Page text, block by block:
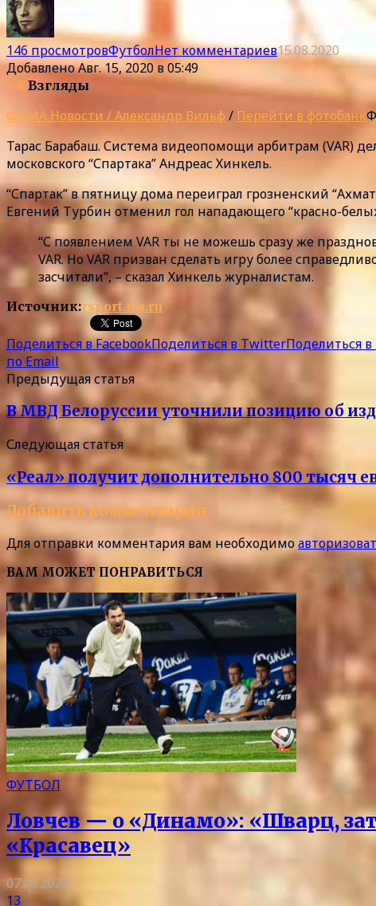
146 просмотровФутболНет комментариев15.08.2020
ДобавленоАвг. 15, 2020 в 05:49
146Взгляды
© РИА Новости / Александр Вильф / Перейти в фотобанк
Тарас Барабаш. Система видеопомощи арбитрам (VAR)
московского “Спартака” Андреас Хинкель.
“Спартак” в пятницу дома переиграл грозненский
Евгений Турбин отменил гол нападающего “красно-
“С появлением VAR ты не можешь сразу же
VAR. Но VAR призван сделать игру более
засчитали”, – сказал Хинкель журналистам.
Источник:rsport.ria.ru
Поделиться в FacebookПоделиться в TwitterПоделиться
по Email
Предыдущая статья
В МВД Белоруссии уточнили позицию об
Следующая статья
«Реал» получит дополнительно 800 тысяч
Добавить комментарий
Для отправки комментария вам необходимо
ВАМ МОЖЕТ ПОНРАВИТЬСЯ
ФУТБОЛ
Ловчев — о «Динамо»: «Шварц,
«Красавец»
07.08.2026
13